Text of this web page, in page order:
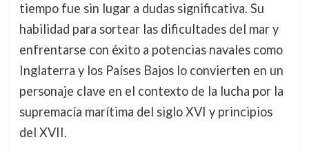
tiempo fue sin lugar a dudas significativa. Su
habilidad para sortear las dificultades del mar y
enfrentarse con éxito a potencias navales como
Inglaterra y los Países Bajos lo convierten en un
personaje clave en el contexto de la lucha por la
supremacía marítima del siglo XVI y principios
del XVII.